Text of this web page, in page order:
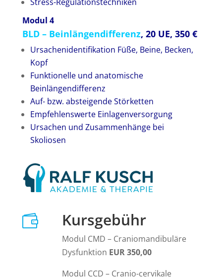
Modul 4
BLD – Beinlängendifferenz, 20 UE, 350 €
Ursachenidentifikation Füße, Beine, Becken,
Kopf
Funktionelle und anatomische
Beinlängendifferenz
Auf- bzw. absteigende Störketten
Empfehlenswerte Einlagenversorgung
Ursachen und Zusammenhänge bei
Skoliosen
 Kursgebühr
Modul CMD – Craniomandibuläre
Dysfunktion EUR 350,00
Modul CCD – Cranio-cervikale